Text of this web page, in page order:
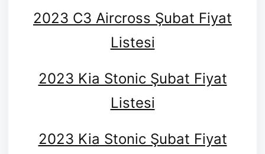
2023 C3 Aircross Şubat Fiyat
Listesi
2023 Kia Stonic Şubat Fiyat
Listesi
2023 Kia Stonic Şubat Fiyat